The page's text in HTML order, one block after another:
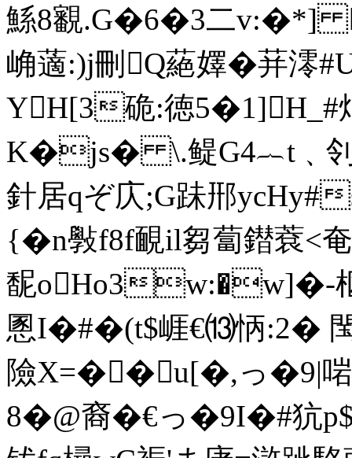
鯀8覾.G�6�3二
崅藡:)j刪Q蕝嬕� 荓澪
YH[3硊:徳5�1]H_#
K�js� \.鳀G4︷t﹑
針居qぞ庂;G跊郉yсHy#
{�n斅f8f靦il芻蔔鐟蔉
馜oHo3w:�w]�-枢
慁I�#�(t$崕€⒀怲:2�
險X=��u[�,っ�9|
8�@裔 �€っ�9